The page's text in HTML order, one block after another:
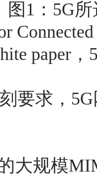
图1：5G
paper
要求，
大规模